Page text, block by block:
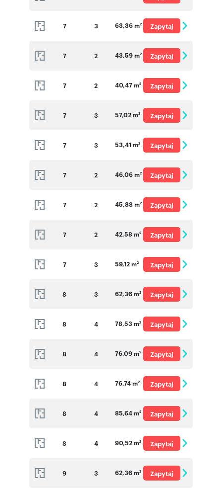
7 3 63,36 m2
Zapytaj
7 2 43,59 m2
Zapytaj
7 2 40,47 m2
Zapytaj
7 3 57,02 m2
Zapytaj
7 3 53,41 m2
Zapytaj
7 2 46,06 m2
Zapytaj
7 2 45,88 m2
Zapytaj
7 2 42,58 m2
Zapytaj
7 3 59,12 m2
Zapytaj
8 3 62,36 m2
Zapytaj
8 4 78,53 m2
Zapytaj
8 4 76,09 m2
Zapytaj
8 4 76,74 m2
Zapytaj
8 4 85,64 m2
Zapytaj
8 4 90,52 m2
Zapytaj
9 3 62,36 m2
Zapytaj